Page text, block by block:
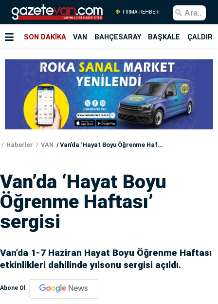
FİRMA REHBERİ
SON DAKİKA VAN BAHÇESARAY BAŞKALE
Haberler VAN Van’da ‘Hayat Boyu Öğrenme Haftası’ sergisi
Van’da ‘Hayat Boyu
Öğrenme Haftası’
sergisi
Van’da 1-7 Haziran Hayat Boyu Öğrenme Haftası
etkinlikleri dahilinde yılsonu sergisi açıldı.
Abone Ol